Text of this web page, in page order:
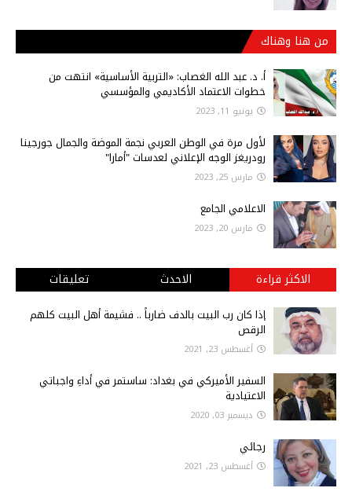
من هنا وهناك
أ‌. د. عبد الله الغصاب: «التربية الأساسية» انتهت من
خطوات الاعتماد الأكاديمي والمؤسسي
يونيو 11, 2023
لأول مرة في الوطن العربي نجمة الموضة والجمال جورجينا
رودريغز الوجه الإعلاني لعدسات "أمارا"
مارس 25, 2023
الاعلامي الجامع
مارس 20, 2023
الاكثر قراءة الاحدث تعليقات
إذا كان رب البيت بالدف ضارباً .. فشيمة أهل البيت كلهم
الرقص
أغسطس 23, 2021
السفير الأميركي في بغداد: ساستمر في أداءِ واجباتي
الاعتيادية
ديسمبر 03, 2020
رجائي
أغسطس 23, 2021